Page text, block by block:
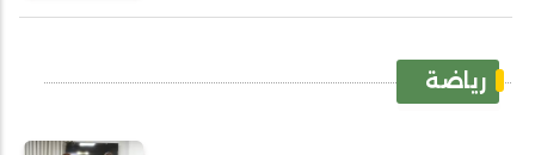
رياضة